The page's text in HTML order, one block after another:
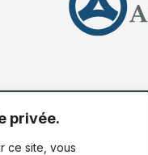
privée.
ce site, vous
ACCUEIL